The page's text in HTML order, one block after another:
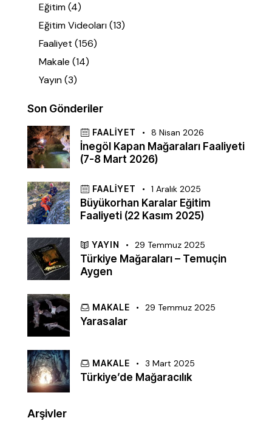
Eğitim(4)
Eğitim Videoları(13)
Faaliyet (156)
Makale (14)
Yayın(3)
Son Gönderiler
FAALIYET 8 Nisan 2026
İnegöl Kapan Mağaraları Faaliyeti
(7-8 Mart 2026)
FAALIYET 1 Aralık 2025
Büyükorhan Karalar Eğitim
Faaliyeti (22 Kasım 2025)
YAYIN 29 Temmuz 2025
Türkiye Mağaraları – Temuçin
Aygen
MAKALE 29 Temmuz 2025
Yarasalar
MAKALE 3 Mart 2025
Türkiye’de Mağaracılık
Arşivler